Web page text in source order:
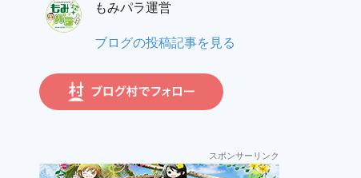
ガ:
もみパラ運営
も
パ
ラ
ブログの投稿記事を見る
スポンサーリンク